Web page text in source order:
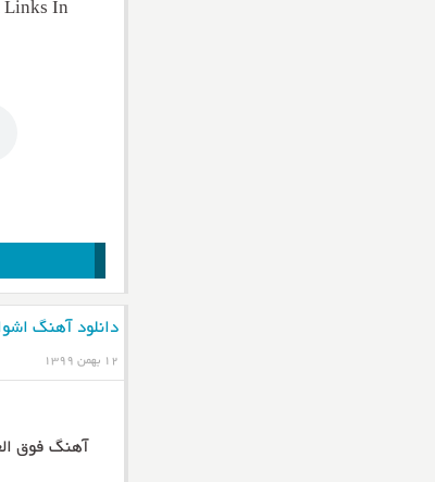
Links In
دانلود آهنگ
۱۲ بهمن ۱۳۹۹
آهنگ فوق